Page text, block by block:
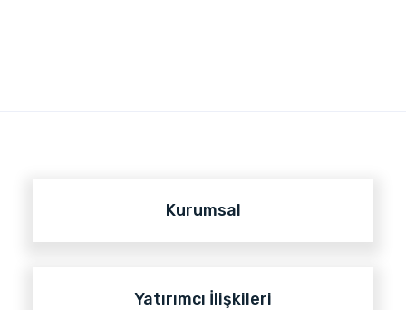
Kurumsal
Yatırımcı İlişkileri